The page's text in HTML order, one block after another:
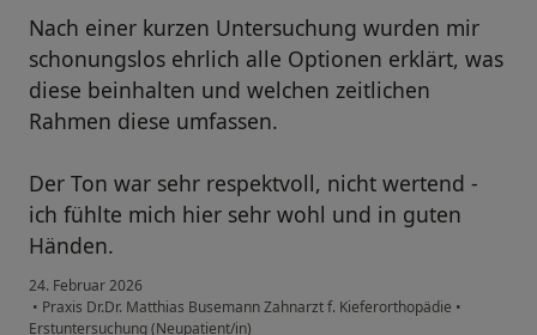
Nach einer kurzen Untersuchung wurden mir
schonungslos ehrlich alle Optionen erklärt, was
diese beinhalten und welchen zeitlichen
Rahmen diese umfassen.
Der Ton war sehr respektvoll, nicht wertend -
ich fühlte mich hier sehr wohl und in guten
Händen.
24. Februar 2026
• Praxis Dr.Dr. Matthias Busemann Zahnarzt f. Kieferorthopädie •
Erstuntersuchung (Neupatient/in)